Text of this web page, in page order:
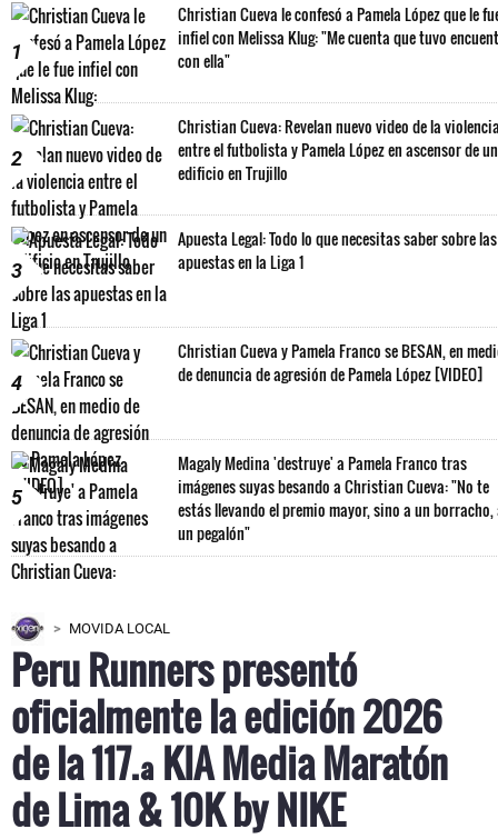
1
Christian Cueva le confesó a Pamela López que le
infiel con Melissa Klug: "Me cuenta que tuvo
con ella"
2
Christian Cueva: Revelan nuevo video de la
entre el futbolista y Pamela López en ascensor de un
edificio en Trujillo
3
Apuesta Legal: Todo lo que necesitas saber sobre las
apuestas en la Liga 1
4
Christian Cueva y Pamela Franco se BESAN, en
de denuncia de agresión de Pamela López [VIDEO]
5
Magaly Medina 'destruye' a Pamela Franco tras
imágenes suyas besando a Christian Cueva: "No te
estás llevando el premio mayor, sino a un borracho,
un pegalón"
MOVIDA LOCAL
Peru Runners presentó
oficialmente la edición 2026
de la 117.ª KIA Media Maratón
de Lima & 10K by NIKE